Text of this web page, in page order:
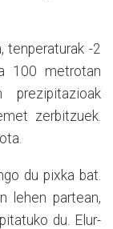
tenperaturak -2
100 metrotan
zerbitzuek.
du pixka bat.
lehen partean,
du. Elur-